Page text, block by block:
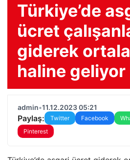
Türkiye’de
ücret
giderek
haline geliyor
admin•11.12.2023 05:21
Paylaş: Twitter Facebook
Pinterest